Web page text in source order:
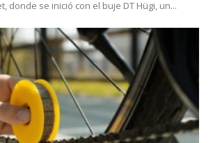
donde se inició con el buje DT Hügi, un...